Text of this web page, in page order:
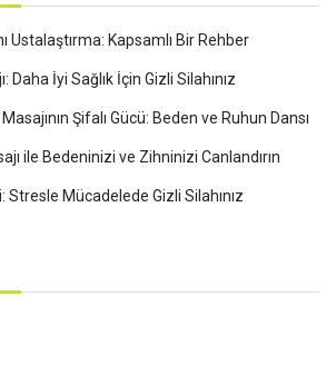
Ustalaştırma: Kapsamlı Bir Rehber
Daha İyi Sağlık İçin Gizli Silahınız
Şifalı Gücü: Beden ve Ruhun Dansı
ile Bedeninizi ve Zihninizi Canlandırın
Stresle Mücadelede Gizli Silahınız